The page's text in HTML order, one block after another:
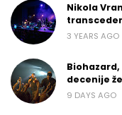
Nikola
3 YEARS AGO
Biohazard,
decenije
9 DAYS AGO